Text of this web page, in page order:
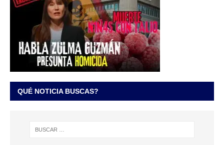
QUÉ NOTICIA BUSCAS?